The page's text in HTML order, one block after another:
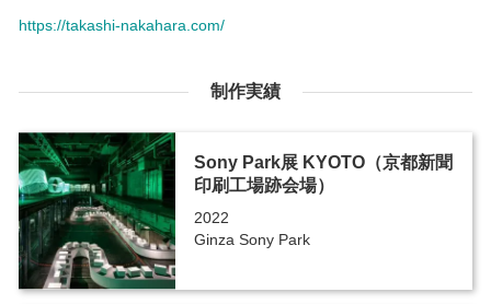
https://takashi-nakahara.com/
制作実績
Sony Park展 KYOTO（京都新聞
印刷工場跡会場）
2022
Ginza Sony Park